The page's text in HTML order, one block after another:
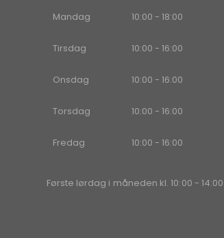
Mandag
10:00 - 18:00
Tirsdag 10:00 - 16:00
Onsdag 10:00 - 16:00
Torsdag 10:00 - 16:00
Fredag 10:00 - 16:00
Første lørdag i måneden kl. 10:00 - 14:00